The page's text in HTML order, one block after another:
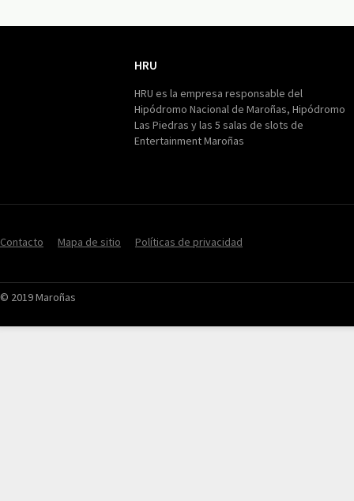
HRU
HRU es la empresa responsable del
Hipódromo Nacional de Maroñas, Hipódromo
Las Piedras y las 5 salas de slots de
Entertainment Maroñas
Contacto Mapa de sitio Políticas de privacidad
© 2019 Maroñas